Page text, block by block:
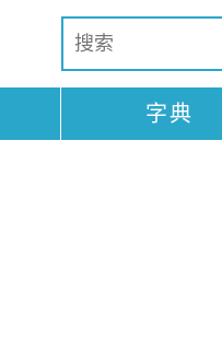
字典